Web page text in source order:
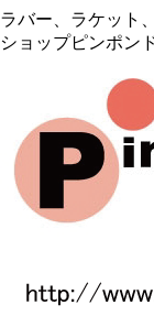
ラバー、ラケット
ショップピンポン